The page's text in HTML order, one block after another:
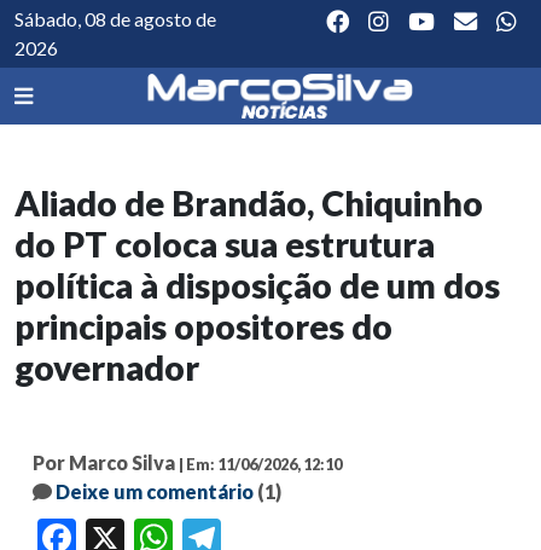
Sábado, 08 de agosto de
2026
Aliado de Brandão, Chiquinho
do PT coloca sua estrutura
política à disposição de um dos
principais opositores do
governador
Por Marco Silva | Em: 11/06/2026, 12:10
Deixe um comentário (1)
Facebook WhatsApp